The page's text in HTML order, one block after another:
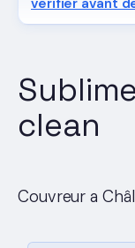
clean
Couvreur a
verifier avant